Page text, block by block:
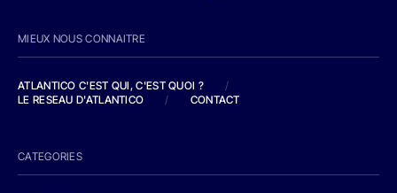
MIEUX NOUS CONNAITRE
ATLANTICO C'EST QUI, C'EST QUOI ?
/
LE RESEAU D'ATLANTICO
/ CONTACT
CATEGORIES